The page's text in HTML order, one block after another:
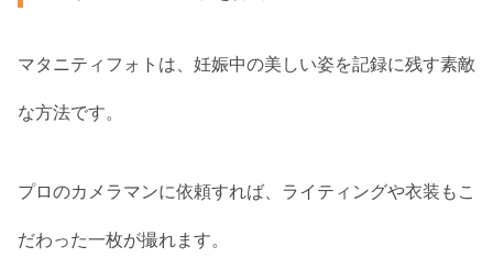
マタニティフォトは、妊娠中の美しい姿を記録に残す素敵
な方法です。
プロのカメラマンに依頼すれば、ライティングや衣装もこ
だわった一枚が撮れます。